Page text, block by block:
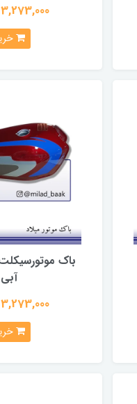
3,273,000 تومان
خرید
آبی
3,273,000 تومان
خرید